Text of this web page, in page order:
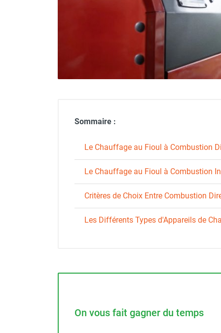
Extracteur d'air mural hélicoïde
Extracteur d'air mural centrifuge
Extracteur d'air mural ATEX
Extracteur d'air mural résidentiel
Déstratificateur ventilateur de
Déstratificateur industriel à pales
Déstratificateur Airius
Caisson d'Extraction VMC Collective
Caisson d'Extraction VMC tertiaire
Déshumidificateur mobile
Déshumidificateur fixe
Purificateur d'air
Sèche-main et sèche-cheveux
Distributeur de savon
Sommaire :
Le Chauffage au Fioul à Combustion
Le Chauffage au Fioul à Combustion
Critères de Choix Entre Combustion
Les Différents Types d'Appareils de
On vous fait gagner du temps